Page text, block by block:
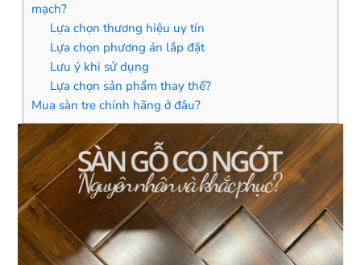
mạch?
Lựa chọn thương hiệu uy tín
Lựa chọn phương án lắp đặt
Lưu ý khi sử dụng
Lựa chọn sản phẩm thay thế?
Mua sàn tre chính hãng ở đâu?